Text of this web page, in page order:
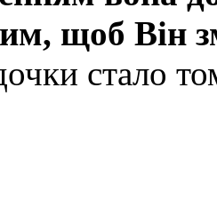
щоб Він
дочки стало